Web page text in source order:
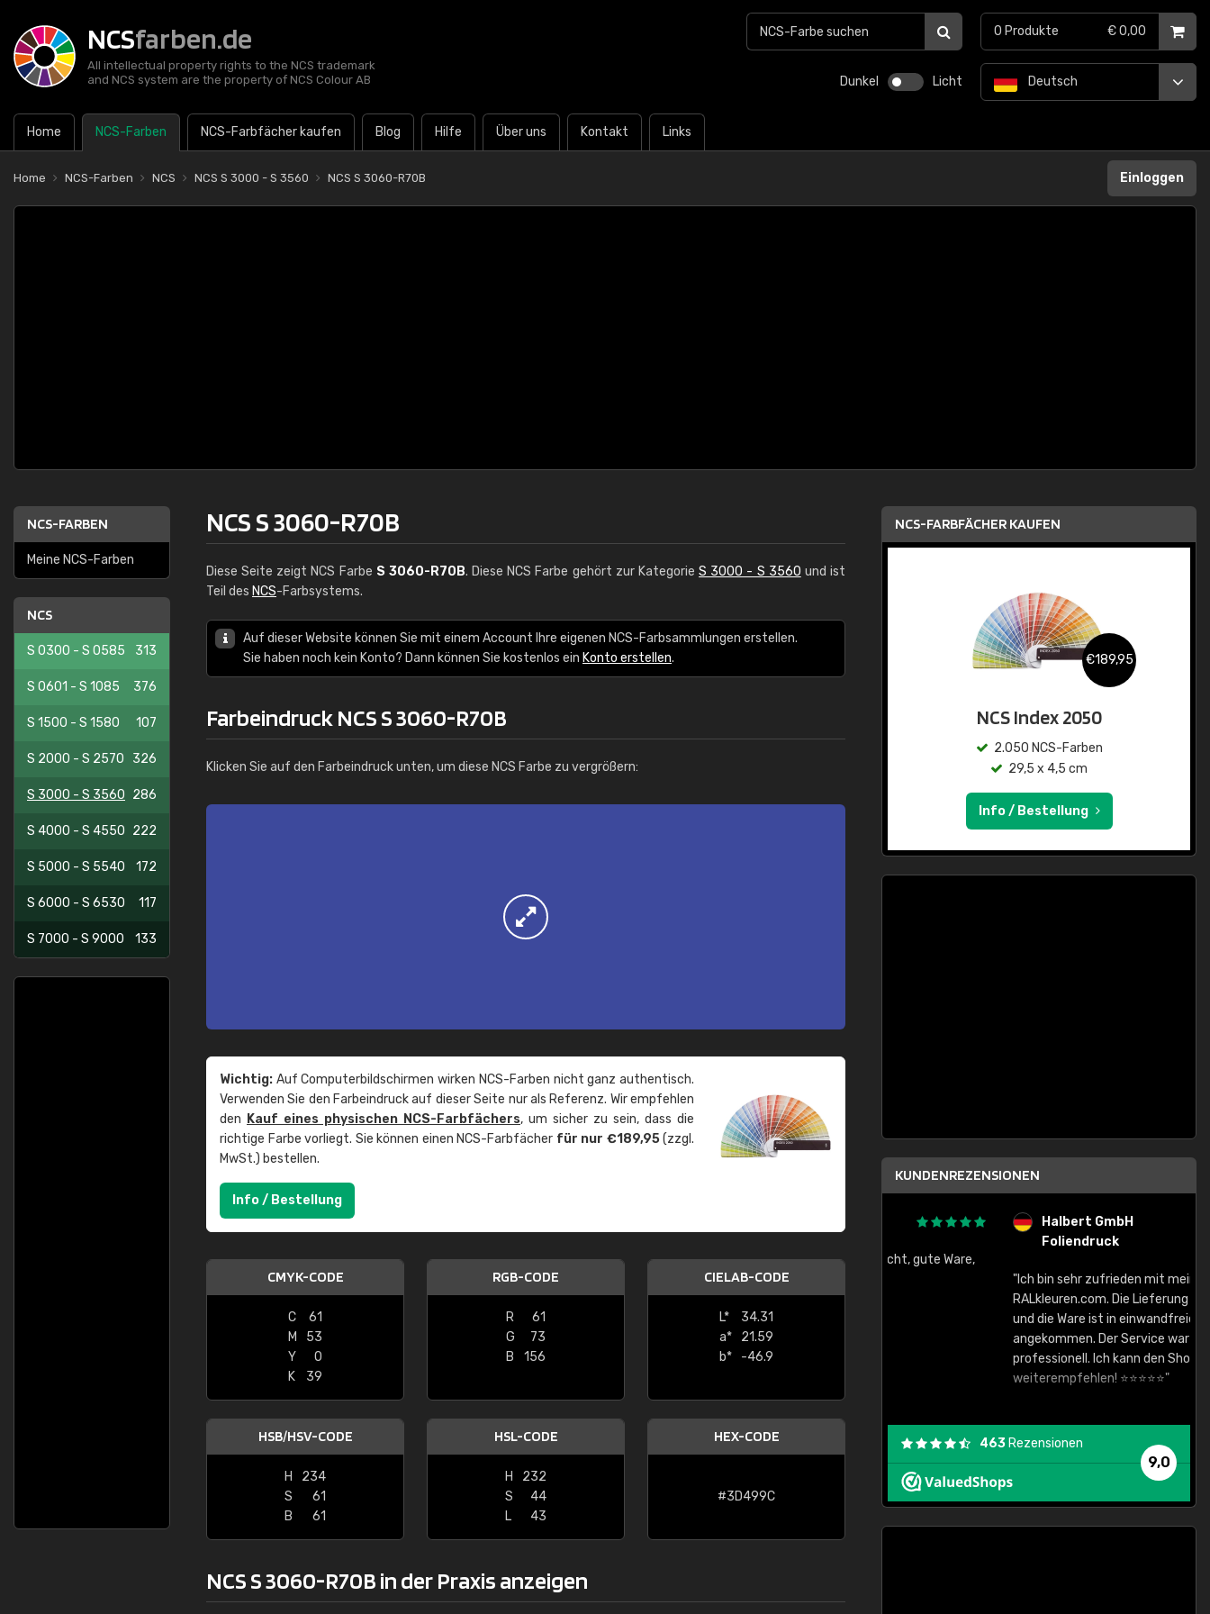
NCSfarben.de
All intellectual property rights to the NCS trademark
and NCS system are the property of NCS Colour AB
Dunkel Licht
Home NCS-Farben NCS-Farbfächer kaufen Blog Hilfe Über uns Kontakt Links
Deutsch
0 Produkte € 0,00
Home NCS-Farben NCS NCS S 3000 - S 3560 NCS S 3060-R70B Einloggen
NCS-FARBEN
Meine NCS-Farben
NCS
S 0300 - S 0585 313
S 0601 - S 1085 376
S 1500 - S 1580 107
S 2000 - S 2570 326
S 3000 - S 3560 286
S 4000 - S 4550 222
S 5000 - S 5540 172
S 6000 - S 6530 117
S 7000 - S 9000 133
NCS S 3060-R70B
Diese Seite zeigt NCS Farbe S 3060-R70B. Diese NCS Farbe gehört zur KategorieS 3000 - S 3560 und ist
Teil des NCS-Farbsystems.
Auf dieser Website können Sie mit einem Account Ihre eigenen NCS-Farbsammlungen erstellen.
Sie haben noch kein Konto? Dann können Sie kostenlos ein Konto erstellen.
Farbeindruck NCS S 3060-R70B
Klicken Sie auf den Farbeindruck unten, um diese NCS Farbe zu vergrößern:
Wichtig: Auf Computerbildschirmen wirken NCS-Farben nicht ganz authentisch.
Verwenden Sie den Farbeindruck auf dieser Seite nur als Referenz. Wir empfehlen
den Kauf eines physischen NCS-Farbfächers, um sicher zu sein, dass die
richtige Farbe vorliegt. Sie können einen NCS-Farbfächer für nur €189,95(zzgl.
MwSt.) bestellen.
Info / Bestellung
CMYK-CODE
C
61
M
53
Y
0
K
39
RGB-CODE
R
61
G
73
B
156
CIELAB-CODE
L*
34.31
a*
21.59
b*
-46.9
HSB/HSV-CODE
H
234
S
61
B
61
HSL-CODE
H
232
S
44
L
43
HEX-CODE
#3D499C
NCS S 3060-R70B in der Praxis anzeigen
NCS-FARBFÄCHER KAUFEN
€189,95
NCS Index 2050
2.050 NCS-Farben
29,5 x 4,5 cm
Info / Bestellung
KUNDENREZENSIONEN
"Alles so, wie man es sich wünscht, gute Ware,
schnelle Lieferung."
Halbert GmbH
"Ich bin sehr zufrieden mit meinem Einkauf bei
RALkleuren.com. Die Lieferung war sehr schnell
und die Ware ist in einwandfreiem Zustand
angekommen. Der Service war zuverlässig und
professionell. Ich kann den Shop auf jeden Fall
weiterempfehlen! ⭐⭐⭐⭐⭐"
9,0
463 Rezensionen